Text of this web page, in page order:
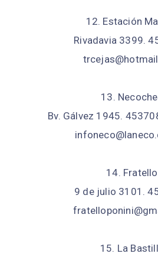
12. Estación
Rivadavia 3399.
13.
Bv. Gálvez 1945.
14. Fratello
9 de julio 3101.
15. La